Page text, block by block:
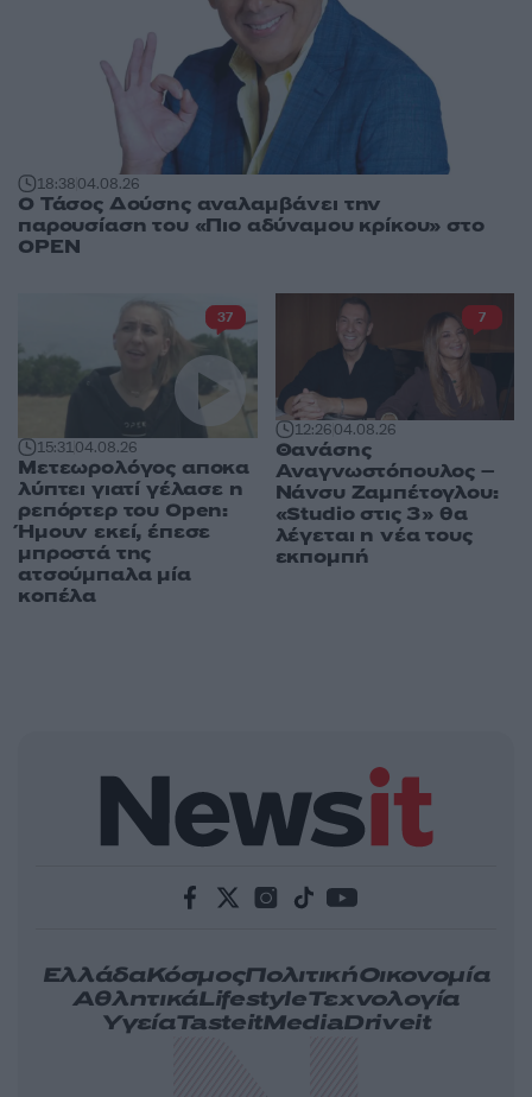
18:3804.08.26
Ο Τάσος Δούσης αναλαμβάνει την
παρουσίαση του «Πιο αδύναμου κρίκου» στο
OPEN
15:3104.08.26
Μετεωρολόγος αποκα
λύπτει γιατί γέλασε η
ρεπόρτερ του Open:
Ήμουν εκεί, έπεσε
μπροστά της
ατσούμπαλα μία
κοπέλα
37
12:2604.08.26
Θανάσης
Αναγνωστόπουλος –
Νάνσυ Ζαμπέτογλου:
«Studio στις 3» θα
λέγεται η νέα τους
εκπομπή
7
ΕλλάδαΚόσμοςΠολιτικήΟικονομία
ΑθλητικάLifestyleΤεχνολογία
ΥγείαTasteitMediaDriveit